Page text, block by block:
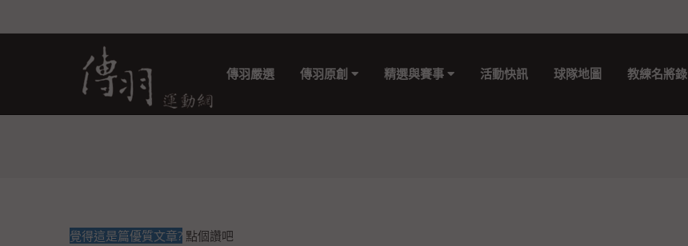
傳羽嚴選 傳羽原創 精選與賽事 活動快訊 球隊地圖 教練名將錄
覺得這是篇優質文章? 點個讚吧